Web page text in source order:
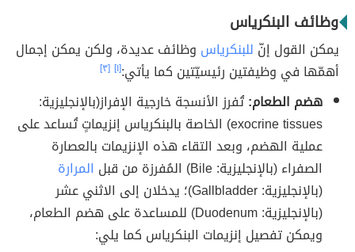
وظائف البنكرياس
يمكن القول إنّ للبنكرياس وظائف عديدة، ولكن يمكن إجمال
أهمّها في وظيفتين رئيسيّتين كما يأتي:[١] [٣]
هضم الطعام:تُفرز الأنسجة خارجية الإفراز(بالإنجليزية:
exocrine tissues) الخاصة بالبنكرياس إنزيماتٍ تُساعد على
عملية الهضم، وبعد التقاء هذه الإنزيمات بالعصارة
الصفراء (بالإنجليزية: Bile) المُفرزة من قبل
المرارة
(بالإنجليزية: Gallbladder)؛ يدخلان إلى الاثني عشر
(بالإنجليزية: Duodenum) للمساعدة على هضم الطعام،
ويمكن تفصيل إنزيمات البنكرياس كما يلي: